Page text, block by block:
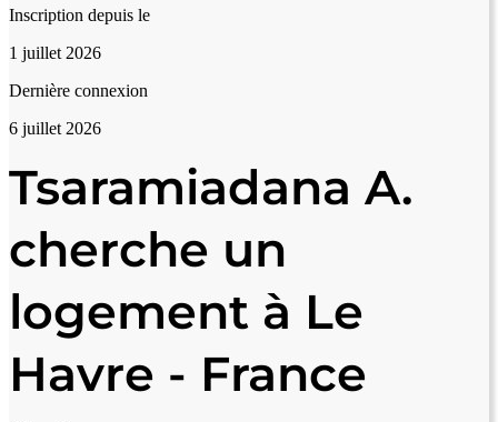
Inscription depuis le
1 juillet 2026
Dernière connexion
6 juillet 2026
Tsaramiadana A.
cherche un
logement à Le
Havre - France